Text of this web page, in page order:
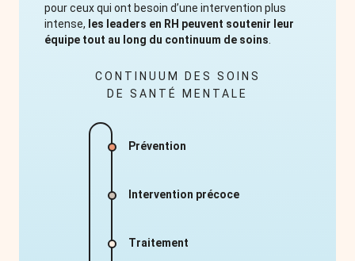
pour ceux qui ont besoin d’une intervention plus
intense, les leaders en RH peuvent soutenir leur
équipe tout au long du continuum de soins
CONTINUUM DES SOINS
DE SANTÉ MENTALE
Prévention
Intervention précoce
Traitement